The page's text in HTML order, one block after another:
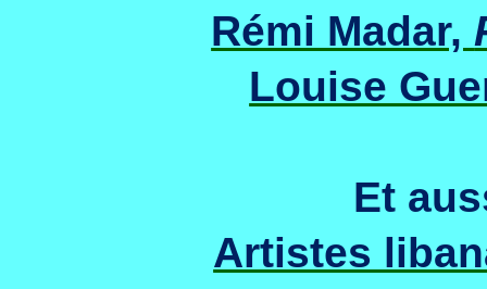
Rémi Madar,
Louise
Et
Artistes